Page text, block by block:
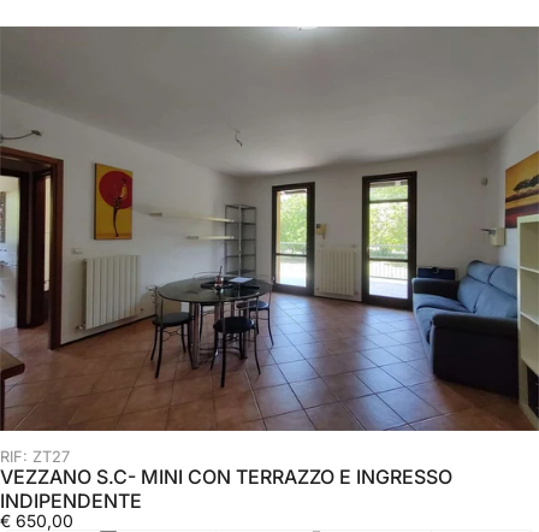
RIF: ZT27
VEZZANO S.C- MINI CON TERRAZZO E INGRESSO
INDIPENDENTE
€ 650,00